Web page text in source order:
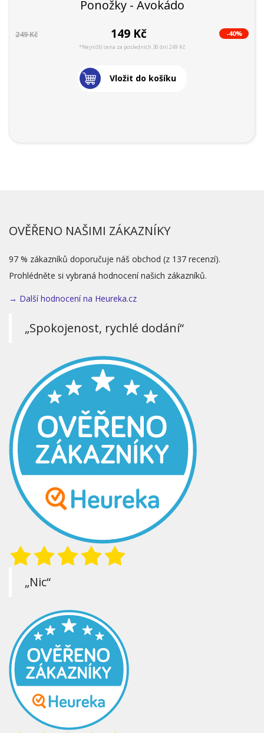
Ponožky - Avokádo
249 Kč 149 Kč -40%
*Nejnižší cena za posledních 30 dní 249 Kč
Vložit do košíku
OVĚŘENO NAŠIMI ZÁKAZNÍKY
97 % zákazníků doporučuje náš obchod (z 137 recenzí).
Prohlédněte si vybraná hodnocení našich zákazníků.
→ Další hodnocení na Heureka.cz
„Spokojenost, rychlé dodání“
„Nic“